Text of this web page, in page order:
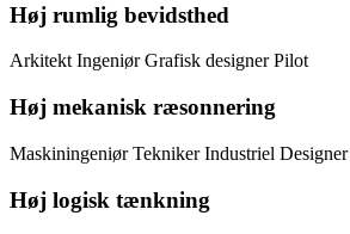
Høj rumlig bevidsthed
Arkitekt IngeniørGrafisk designerPilot
Høj mekanisk ræsonnering
MaskiningeniørTeknikerIndustriel Designer
Høj logisk tænkning